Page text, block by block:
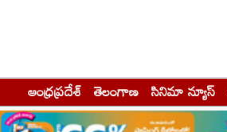
ఆంధ్రప్రదేశ్ తెలంగాణ సినిమా న్యూస్